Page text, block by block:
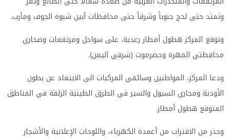
وتمتد حتى لحج جنوباً وشرقاً حتى محافظات أبين شبوة الجوف ومأرب.
وتوقع المركز هطول أمطار رعدية، على سواحل ومرتفعات وصحاري
محافظتي المهرة وحضرموت (شرقي اليمن).
ودعا المركز، المواطنين وسائقي المركبات الى الابتعاد عن بطون
الأودية ومجاري السيول والسير في الطرق الطينية الزلقة في المناطق
المتوقع هطول أمطار.
وحذر من الاقتراب من أعمدة الكهرباء، واللوحات الإعلانية والأشجار